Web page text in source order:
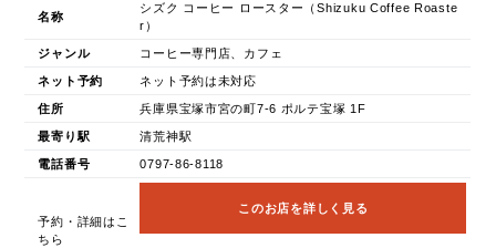
名称
シズク コーヒー ロースター（Shizuku Coffee Roaste
r）
ジャンル コーヒー専門店、カフェ
ネット予約 ネット予約は未対応
住所 兵庫県宝塚市宮の町7-6 ポルテ宝塚 1F
最寄り駅 清荒神駅
電話番号 0797-86-8118
予約・詳細はこ
ちら
このお店を詳しく見る